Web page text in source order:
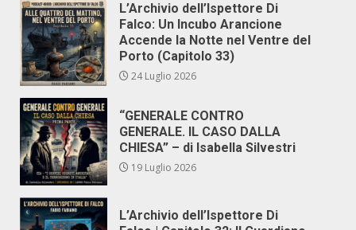
L’Archivio dell’Ispettore Di
Falco: Un Incubo Arancione
Accende la Notte nel Ventre del
Porto (Capitolo 33)
24 Luglio 2026
“GENERALE CONTRO
GENERALE. IL CASO DALLA
CHIESA” – di Isabella Silvestri
19 Luglio 2026
L’Archivio dell’Ispettore Di